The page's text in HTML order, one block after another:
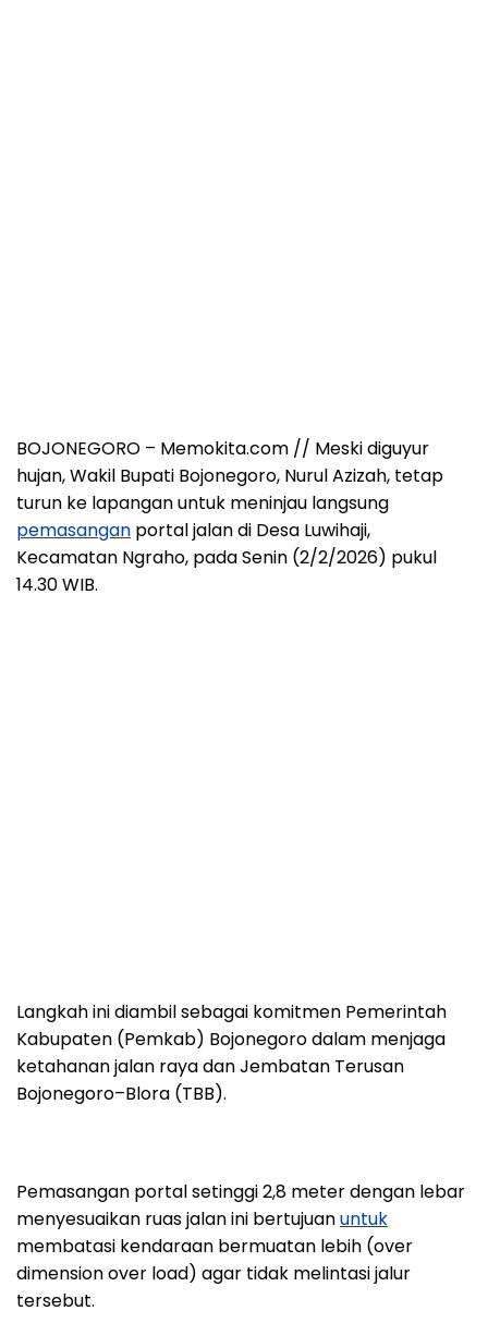
BOJONEGORO – Memokita.com // Meski diguyur
hujan, Wakil Bupati Bojonegoro, Nurul Azizah, tetap
turun ke lapangan untuk meninjau langsung
pemasangan portal jalan di Desa Luwihaji,
Kecamatan Ngraho, pada Senin (2/2/2026) pukul
14.30 WIB.
Langkah ini diambil sebagai komitmen Pemerintah
Kabupaten (Pemkab) Bojonegoro dalam menjaga
ketahanan jalan raya dan Jembatan Terusan
Bojonegoro–Blora (TBB).
Pemasangan portal setinggi 2,8 meter dengan lebar
menyesuaikan ruas jalan ini bertujuanuntuk
membatasi kendaraan bermuatan lebih (over
dimension over load) agar tidak melintasi jalur
tersebut.